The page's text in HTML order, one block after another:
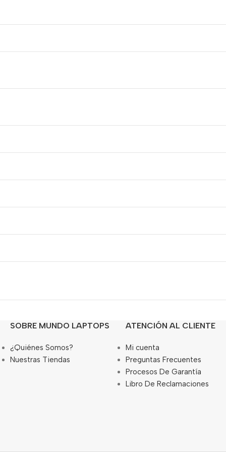
SOBRE MUNDO LAPTOPS
¿Quiénes Somos?
Nuestras Tiendas
ATENCIÓN AL CLIENTE
Mi cuenta
Preguntas Frecuentes
Procesos De Garantía
Libro De Reclamaciones